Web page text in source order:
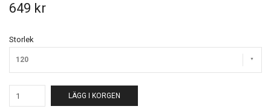
649 kr
Storlek
120
LÄGG I KORGEN